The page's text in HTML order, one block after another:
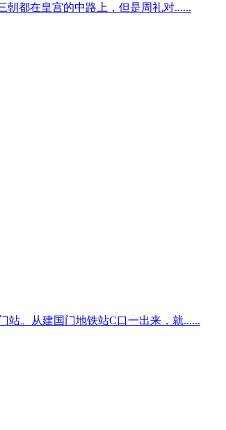
朝都在皇宫的中路上，但是周礼对......
站。从建国门地铁站C口一出来，就......